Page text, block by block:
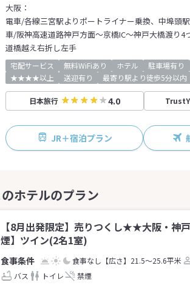
大阪：
電車/各線三宮駅よりポートライナー乗換、中埠頭
車/阪神高速道路神戸方面～京橋IC～神戸大橋渡り4
道橋越え右折し左手
宅配サービス 無料WiFiあり ホテル 駐車場有り
★★★★以上
送迎有り 最寄り駅より徒歩5分以内
日本旅行 4.0
JR＋宿泊プラン
【8月出発限定】売りつくし★★大阪・
煙】ツイン(2名1室)
食事なし 【広さ】21.5～25.6平米
バス
トイレ 禁煙